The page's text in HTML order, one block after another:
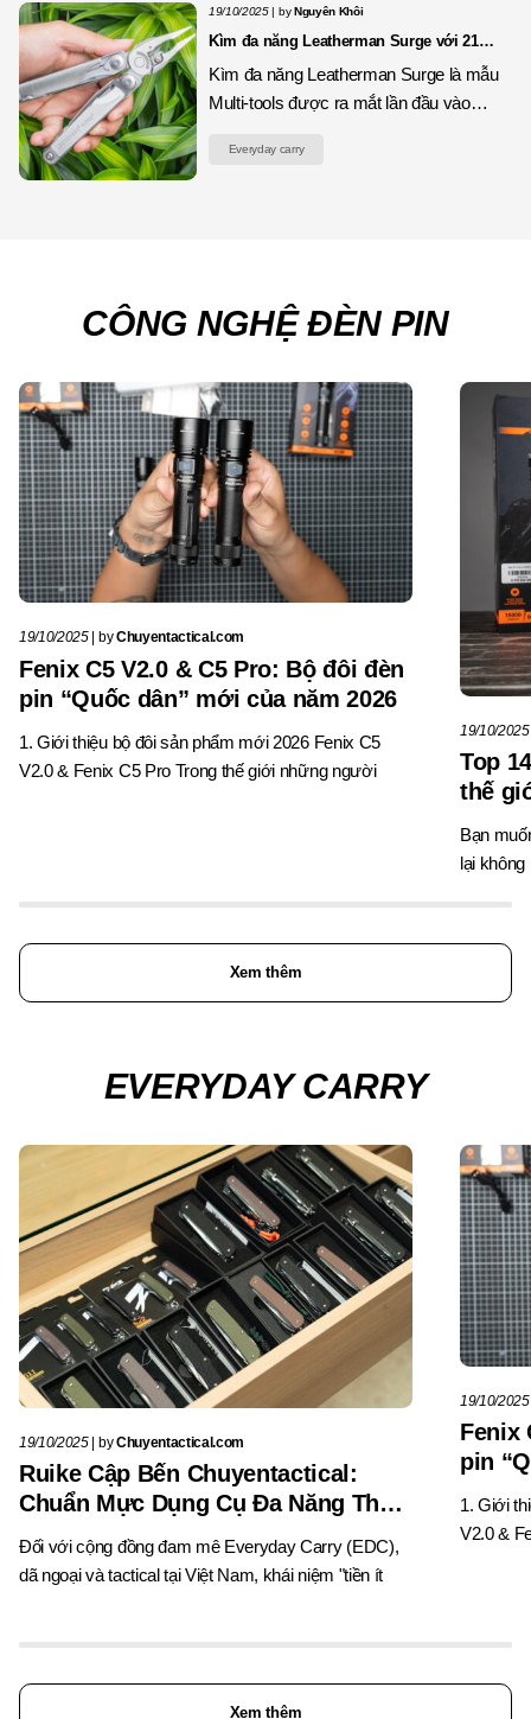
19/10/2025| byNguyên Khôi
Kìm đa năng Leatherman Surge với 21
Kìm đa năng Leatherman Surge là mẫu
Multi-tools được ra mắt lần đầu vào
Everyday carry
CÔNG NGHỆ ĐÈN PIN
19/10/2025| byChuyentactical.com
Fenix C5 V2.0 & C5 Pro: Bộ đôi đèn
pin “Quốc dân” mới của năm 2026
1. Giới thiệu bộ đôi sản phẩm mới 2026 Fenix C5
V2.0 & Fenix C5 Pro Trong thế giới những người
19/10/2025
Top
thế
Bạn
lại
Xem thêm
EVERYDAY CARRY
19/10/2025| byChuyentactical.com
Ruike Cập Bến Chuyentactical:
Chuẩn Mực Dụng Cụ Đa Năng Thực
Dụng
Đối với cộng đồng đam mê Everyday Carry (EDC),
dã ngoại và tactical tại Việt Nam, khái niệm "tiền ít
19/10/2025
Fenix
pin
1. Giới
V2.0 &
Xem thêm